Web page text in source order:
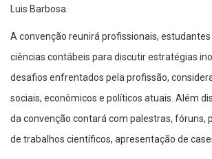
Luis Barbosa.
A convenção reunirá profissionais,
ciências contábeis para discutir estratégias
desafios enfrentados pela profissão,
sociais, econômicos e políticos atuais. Além
da convenção contará com palestras, fóruns,
de trabalhos científicos, apresentação de